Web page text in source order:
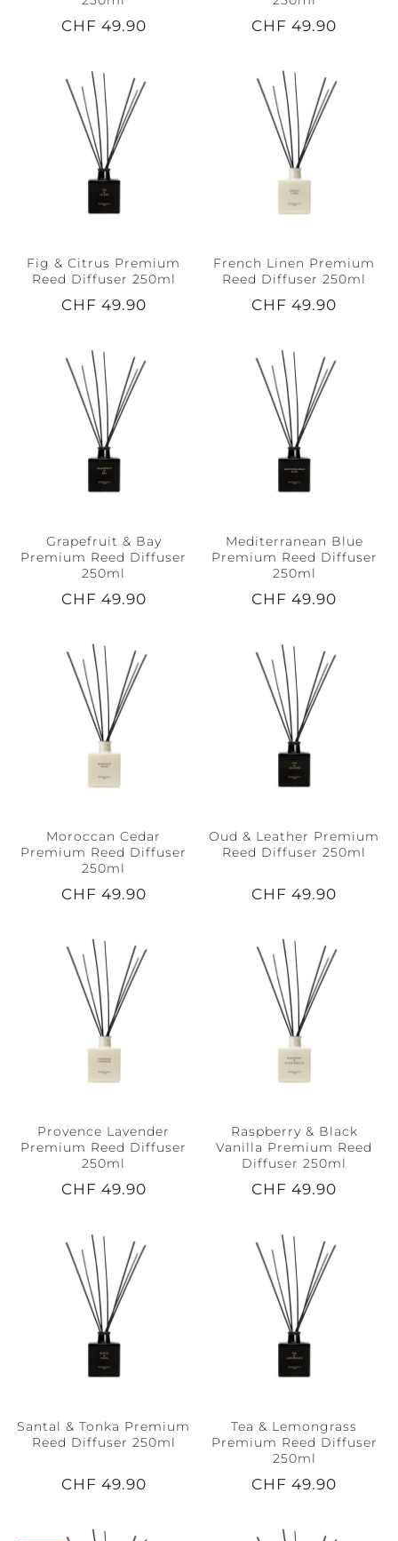
CHF 49.90 CHF 49.90
Fig & Citrus Premium
Reed Diffuser 250ml
CHF 49.90
French Linen Premium
Reed Diffuser 250ml
CHF 49.90
Grapefruit & Bay
Premium Reed Diffuser
250ml
CHF 49.90
Mediterranean Blue
Premium Reed Diffuser
250ml
CHF 49.90
Moroccan Cedar
Premium Reed Diffuser
250ml
CHF 49.90
Oud & Leather Premium
Reed Diffuser 250ml
CHF 49.90
Provence Lavender
Premium Reed Diffuser
250ml
CHF 49.90
Raspberry & Black
Vanilla Premium Reed
Diffuser 250ml
CHF 49.90
Santal & Tonka Premium
Reed Diffuser 250ml
CHF 49.90
Tea & Lemongrass
Premium Reed Diffuser
250ml
CHF 49.90